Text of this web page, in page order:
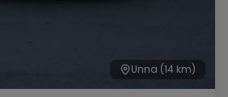
Unna (14 km)